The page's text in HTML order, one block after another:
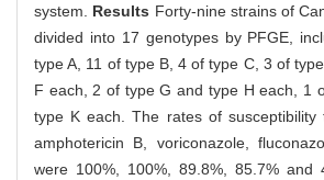
system. Results Forty-nine strains of
divided into 17 genotypes by PFGE,
type A, 11 of type B, 4 of type C, 3 of
F each, 2 of type G and type H each, 1
type K each. The rates of susceptibility
amphotericin B, voriconazole,
were 100%, 100%, 89.8%, 85.7% and